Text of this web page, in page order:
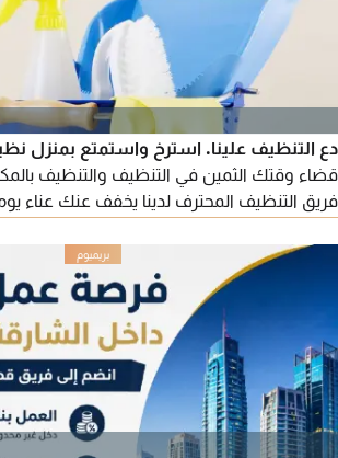
دع التنظيف علينا. استرخ واستمتع
قضاء وقتك الثمين في التنظيف والتنظيف
فريق التنظيف المحترف لدينا يخفف عنك عناء
مثالي للمناسبات الخاصة أو بداية جديدة. اتصل
مظهر مكتبك أنيقا واحترافيا. مثالي للمناسبات